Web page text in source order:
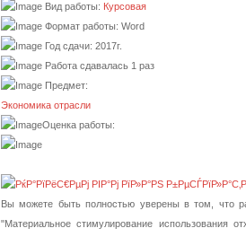
Вид работы: Курсовая
Формат работы: Word
Год сдачи: 2017г.
Работа сдавалась 1 раз
Предмет:
Экономика отрасли
Оценка работы:
Вы можете быть полностью уверены в том, что
"Материальное стимулирование использования